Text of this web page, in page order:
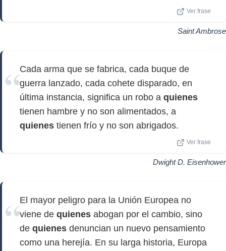
Ver frase
Saint Ambrose
Cada arma que se fabrica, cada buque de
guerra lanzado, cada cohete disparado, en
última instancia, significa un robo a quienes
tienen hambre y no son alimentados, a
quienes tienen frío y no son abrigados.
Ver frase
Dwight D. Eisenhower
El mayor peligro para la Unión Europea no
viene de quienes abogan por el cambio, sino
de quienes denuncian un nuevo pensamiento
como una herejía. En su larga historia, Europa